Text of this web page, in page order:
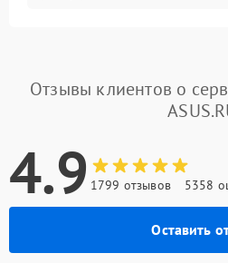
Отзывы клиентов о
4.9 1799 отзывов 5358
Оставить